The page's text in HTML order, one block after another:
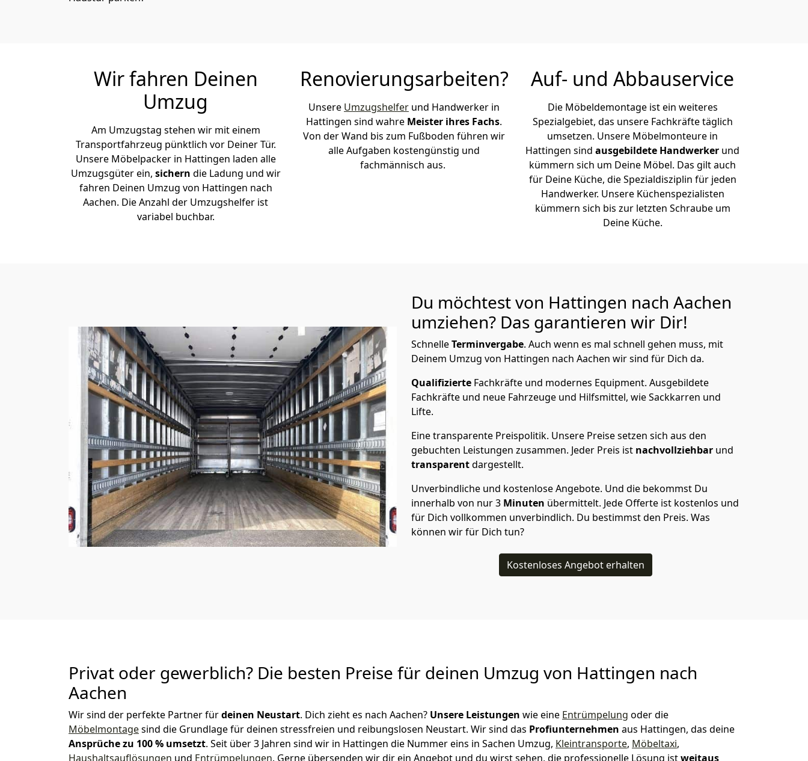
Wir fahren Deinen
Umzug
Am Umzugstag stehen wir mit einem
Transportfahrzeug pünktlich vor Deiner Tür.
Unsere Möbelpacker in Hattingen laden alle
Umzugsgüter ein, sichern die Ladung und wir
fahren Deinen Umzug von Hattingen nach
Aachen. Die Anzahl der Umzugshelfer ist
variabel buchbar.
Renovierungsarbeiten?
Unsere Umzugshelfer und Handwerker in
Hattingen sind wahre Meister ihres Fachs.
Von der Wand bis zum Fußboden führen wir
alle Aufgaben kostengünstig und
fachmännisch aus.
Auf- und Abbauservice
Die Möbeldemontage ist ein weiteres
Spezialgebiet, das unsere Fachkräfte täglich
umsetzen. Unsere Möbelmonteure in
Hattingen sind ausgebildete Handwerker und
kümmern sich um Deine Möbel. Das gilt auch
für Deine Küche, die Spezialdisziplin für jeden
Handwerker. Unsere Küchenspezialisten
kümmern sich bis zur letzten Schraube um
Deine Küche.
Du möchtest von Hattingen nach Aachen
umziehen? Das garantieren wir Dir!
SchnelleTerminvergabe. Auch wenn es mal schnell gehen muss, mit
Deinem Umzug von Hattingen nach Aachen wir sind für Dich da.
Qualifizierte Fachkräfte und modernes Equipment. Ausgebildete
Fachkräfte und neue Fahrzeuge und Hilfsmittel, wie Sackkarren und
Lifte.
Eine transparente Preispolitik. Unsere Preise setzen sich aus den
gebuchten Leistungen zusammen. Jeder Preis ist nachvollziehbar und
transparentdargestellt.
Unverbindliche und kostenlose Angebote. Und die bekommst Du
innerhalb von nur3 Minuten übermittelt. Jede Offerte ist kostenlos und
für Dich vollkommen unverbindlich. Du bestimmst den Preis. Was
können wir für Dich tun?
Kostenloses Angebot erhalten
Privat oder gewerblich? Die besten Preise für deinen Umzug von Hattingen nach
Aachen
Wir sind der perfekte Partner fürdeinen Neustart. Dich zieht es nach Aachen? Unsere Leistungen wie eine Entrümpelung oder die
Möbelmontagesind die Grundlage für deinen stressfreien und reibungslosen Neustart. Wir sind das Profiunternehmen aus Hattingen, das deine
Ansprüche zu 100 % umsetzt. Seit über 3 Jahren sind wir in Hattingen die Nummer eins in Sachen Umzug, Kleintransporte, Möbeltaxi,
Haushaltsauflösungen und Entrümpelungen. Gerne übersenden wir dir ein Angebot und du wirst sehen, die professionelle Lösung istweitaus